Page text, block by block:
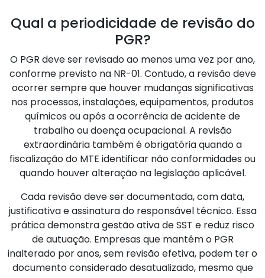
Qual a periodicidade de revisão do
PGR?
O PGR deve ser revisado ao menos uma vez por ano,
conforme previsto na NR-01. Contudo, a revisão deve
ocorrer sempre que houver mudanças significativas
nos processos, instalações, equipamentos, produtos
químicos ou após a ocorrência de acidente de
trabalho ou doença ocupacional. A revisão
extraordinária também é obrigatória quando a
fiscalização do MTE identificar não conformidades ou
quando houver alteração na legislação aplicável.
Cada revisão deve ser documentada, com data,
justificativa e assinatura do responsável técnico. Essa
prática demonstra gestão ativa de SST e reduz risco
de autuação. Empresas que mantêm o PGR
inalterado por anos, sem revisão efetiva, podem ter o
documento considerado desatualizado, mesmo que